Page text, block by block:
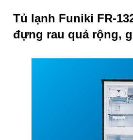
Tủ lạnh Funiki FR-
đựng rau quả rộng,